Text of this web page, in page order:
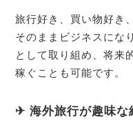
旅行好き、買い物好き
そのままビジネスにな
として取り組め、将来
稼ぐことも可能です。
✈ 海外旅行が趣味な